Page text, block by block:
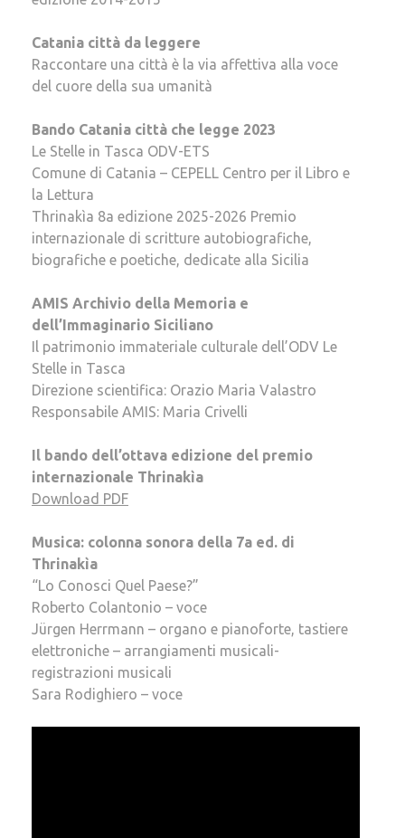
Catania città da leggere
Raccontare una città è la via affettiva alla voce
del cuore della sua umanità
Bando Catania città che legge 2023
Le Stelle in Tasca ODV-ETS
Comune di Catania – CEPELL Centro per il Libro e
la Lettura
Thrinakìa 8a edizione 2025-2026 Premio
internazionale di scritture autobiografiche,
biografiche e poetiche, dedicate alla Sicilia
AMIS Archivio della Memoria e
dell’Immaginario Siciliano
Il patrimonio immateriale culturale dell’ODV Le
Stelle in Tasca
Direzione scientifica: Orazio Maria Valastro
Responsabile AMIS: Maria Crivelli
Il bando dell’ottava edizione del premio
internazionale Thrinakìa
Download PDF
Musica: colonna sonora della 7a ed. di
Thrinakìa
“Lo Conosci Quel Paese?”
Roberto Colantonio – voce
Jürgen Herrmann – organo e pianoforte, tastiere
elettroniche – arrangiamenti musicali-
registrazioni musicali
Sara Rodighiero – voce